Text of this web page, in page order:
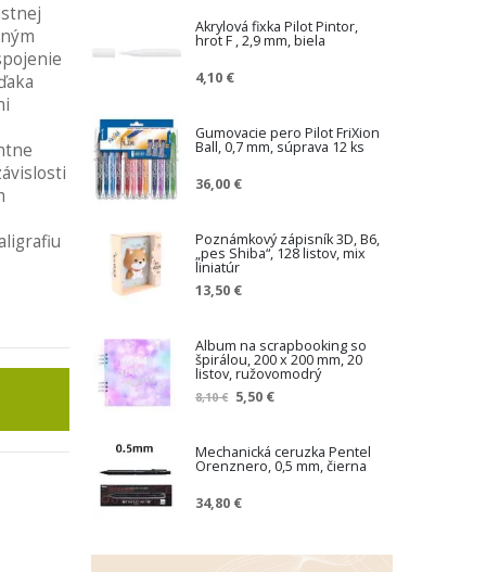
Akrylová fixka Pilot Pintor,
hrot F , 2,9 mm, biela
4,10 €
Gumovacie pero Pilot FriXion
Ball, 0,7 mm, súprava 12 ks
36,00 €
Poznámkový zápisník 3D, B6,
„pes Shiba“, 128 listov, mix
liniatúr
13,50 €
Album na scrapbooking so
špirálou, 200 x 200 mm, 20
listov, ružovomodrý
8,10 €
Z
ž
e
á
5,50 €
Mechanická ceruzka Pentel
Orenznero, 0,5 mm, čierna
34,80 €